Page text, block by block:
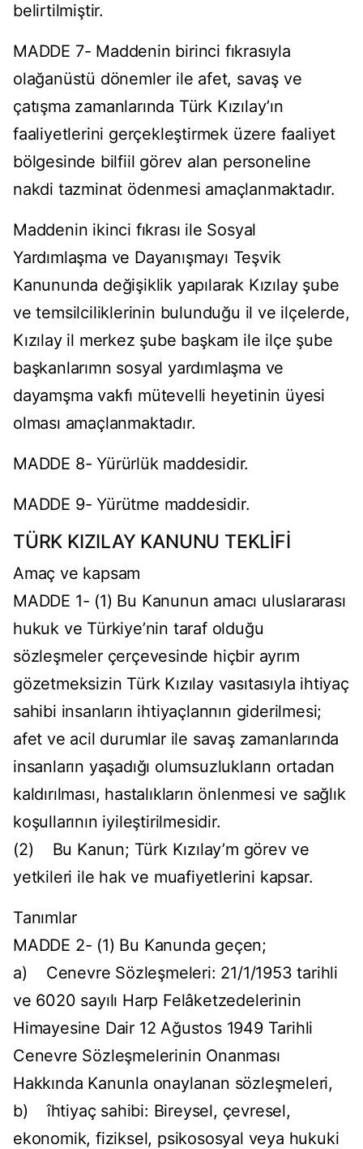
belirtilmiştir.
MADDE 7- Maddenin birinci fıkrasıyla
olağanüstü dönemler ile afet, savaş ve
çatışma zamanlarında Türk Kızılay’ın
faaliyetlerini gerçekleştirmek üzere faaliyet
bölgesinde bilfiil görev alan personeline
nakdi tazminat ödenmesi amaçlanmaktadır.
Maddenin ikinci fıkrası ile Sosyal
Yardımlaşma ve Dayanışmayı Teşvik
Kanununda değişiklik yapılarak Kızılay şube
ve temsilciliklerinin bulunduğu il ve ilçelerde,
Kızılay il merkez şube başkam ile ilçe şube
başkanlarımn sosyal yardımlaşma ve
dayamşma vakfı mütevelli heyetinin üyesi
olması amaçlanmaktadır.
MADDE 8- Yürürlük maddesidir.
MADDE 9- Yürütme maddesidir.
TÜRK KIZILAY KANUNU TEKLİFİ
Amaç ve kapsam
MADDE 1- (1) Bu Kanunun amacı uluslararası
hukuk ve Türkiye’nin taraf olduğu
sözleşmeler çerçevesinde hiçbir ayrım
gözetmeksizin Türk Kızılay vasıtasıyla ihtiyaç
sahibi insanların ihtiyaçlannın giderilmesi;
afet ve acil durumlar ile savaş zamanlarında
insanların yaşadığı olumsuzlukların ortadan
kaldırılması, hastalıkların önlenmesi ve sağlık
koşullarının iyileştirilmesidir.
(2) Bu Kanun; Türk Kızılay’m görev ve
yetkileri ile hak ve muafiyetlerini kapsar.
Tanımlar
MADDE 2- (1) Bu Kanunda geçen;
a) Cenevre Sözleşmeleri: 21/1/1953 tarihli
ve 6020 sayılı Harp Felâketzedelerinin
Himayesine Dair 12 Ağustos 1949 Tarihli
Cenevre Sözleşmelerinin Onanması
Hakkında Kanunla onaylanan sözleşmeleri,
b) îhtiyaç sahibi: Bireysel, çevresel,
ekonomik, fiziksel, psikososyal veya hukuki